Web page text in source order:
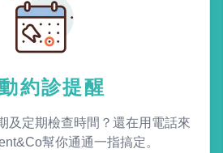
約診提醒
及定期檢查時間？還在用電話來
幫你通通一指搞定。